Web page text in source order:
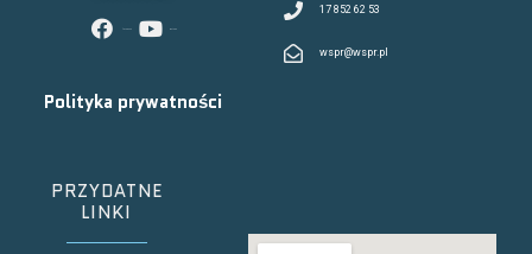
Polityka prywatności
17 852 62 53
wspr@wspr.pl
PRZYDATNE
LINKI